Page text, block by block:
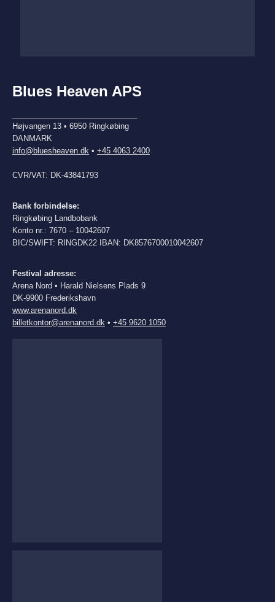
Blues Heaven APS
Højvangen 13 • 6950 Ringkøbing
DANMARK
info@bluesheaven.dk • +45 4063 2400
CVR/VAT: DK-43841793
Bank forbindelse:
Ringkøbing Landbobank
Konto nr.: 7670 – 10042607
BIC/SWIFT: RINGDK22 IBAN: DK8576700010042607
Festival adresse:
Arena Nord • Harald Nielsens Plads 9
DK-9900 Frederikshavn
www.arenanord.dk
billetkontor@arenanord.dk • +45 9620 1050